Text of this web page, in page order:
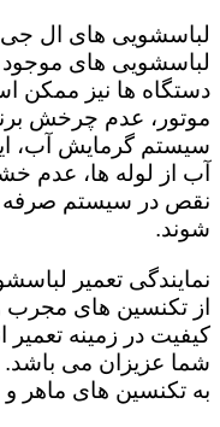
لباسشویی های ال جی
لباسشویی های موجود
دستگاه ها نیز ممکن
موتور، عدم چرخش
سیستم گرمایش آب،
آب از لوله ها، عدم
نقص در سیستم
شوند.
نمایندگی تعمیر
از تکنسین های مجرب
کیفیت در زمینه
شما عزیزان می باشد.
به تکنسین های ماهر